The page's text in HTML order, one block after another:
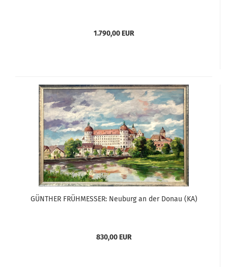
1.790,00 EUR
GÜNTHER FRÜHMESSER: Neuburg an der Donau (KA)
830,00 EUR